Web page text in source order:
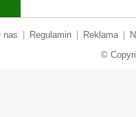
nas Regulamin Reklama
©